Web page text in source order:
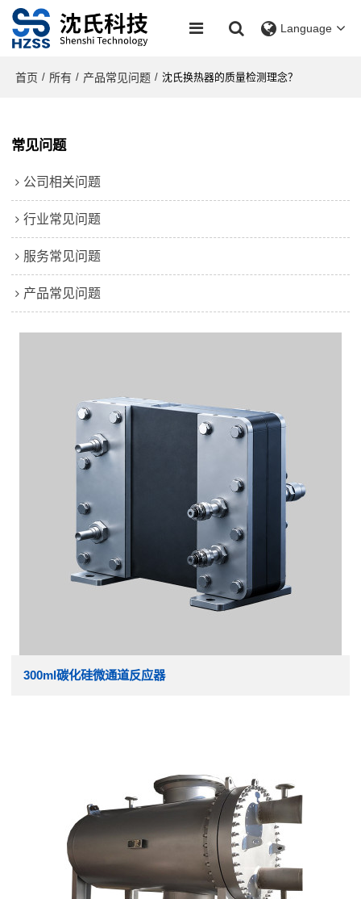
Language
首页 / 所有 / 产品常见问题 / 沈氏换热器的质量检测理念？
常见问题
公司相关问题
行业常见问题
服务常见问题
产品常见问题
300ml碳化硅微通道反应器